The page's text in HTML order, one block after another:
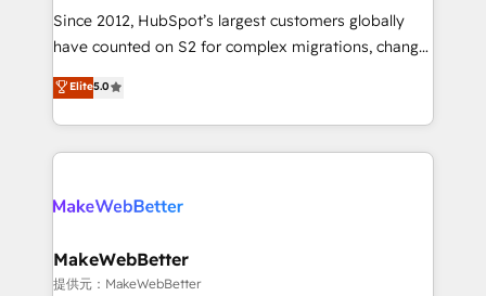
weeks, with workflows built around your business,
not a template. ➤ Migration: Move from any legacy
CRM. Zero downtime, full data integrity. ➤
Implementation: Configure HubSpot to run your
revenue process. Sales, marketing, and service wired
rollouts, adoption coaching. Buying HubSpot,
built for the work.
Since 2012, HubSpot’s largest customers globally
have counted on S2 for complex migrations, change
management, systems integration, and creative
solutions that deliver measurable impact and
transform brand experiences As one of the few full-
service creative agencies in the HubSpot
winning design to build scalable, globally
marketing campaigns, & RevOps frameworks that
fuel long-term success We connect the entire
Elite5.0
MakeWebBetter
提供元：MakeWebBetter